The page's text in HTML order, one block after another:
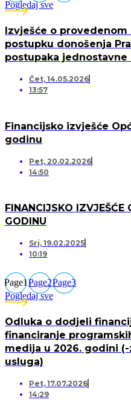
Pogledaj sve
Izvješće o
postupku donošenja
postupaka jednostavne
Čet, 14.05.2026
13:57
Financijsko izvješće
godinu
Pet, 20.02.2026
14:50
FINANCIJSKO
GODINU
Sri, 19.02.2025
10:19
Page1Page2Page3
Pogledaj sve
Odluka o dodjeli
financiranje
medija u 2026. godini
usluga)
Pet, 17.07.2026
14:29